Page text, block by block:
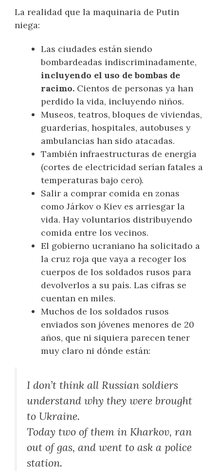
La realidad que la maquinaria de Putin
niega:
Las ciudades están siendo
bombardeadas indiscriminadamente,
incluyendo el uso de bombas de
racimo. Cientos de personas ya han
perdido la vida, incluyendo niños.
Museos, teatros, bloques de viviendas,
guarderías, hospitales, autobuses y
ambulancias han sido atacadas.
También infraestructuras de energía
(cortes de electricidad serían fatales a
temperaturas bajo cero).
Salir a comprar comida en zonas
como Járkov o Kiev es arriesgar la
vida. Hay voluntarios distribuyendo
comida entre los vecinos.
El gobierno ucraniano ha solicitado a
la cruz roja que vaya a recoger los
cuerpos de los soldados rusos para
devolverlos a su país. Las cifras se
cuentan en miles.
Muchos de los soldados rusos
enviados son jóvenes menores de 20
años, que ni siquiera parecen tener
muy claro ni dónde están:
I don’t think all Russian soldiers
understand why they were brought
to Ukraine.
Today two of them in Kharkov, ran
out of gas, and went to ask a police
station.